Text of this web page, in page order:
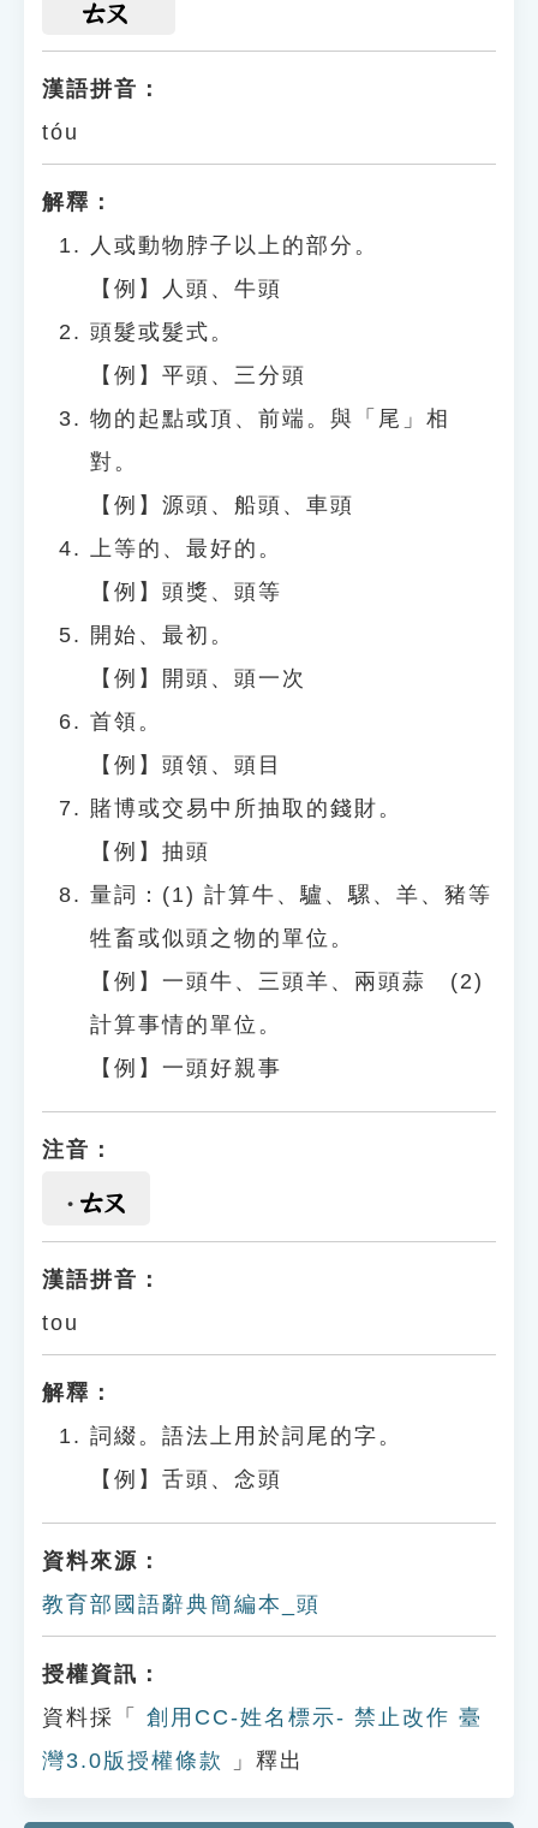
ㄊㄡ
漢語拼音：
tóu
解釋：
人或動物脖子以上的部分。
【例】人頭、牛頭
頭髮或髮式。
【例】平頭、三分頭
物的起點或頂、前端。與「尾」相
對。
【例】源頭、船頭、車頭
上等的、最好的。
【例】頭獎、頭等
開始、最初。
【例】開頭、頭一次
首領。
【例】頭領、頭目
賭博或交易中所抽取的錢財。
【例】抽頭
量詞：(1) 計算牛、驢、騾、羊、豬等
牲畜或似頭之物的單位。
【例】一頭牛、三頭羊、兩頭蒜 (2)
計算事情的單位。
【例】一頭好親事
注音：
ㄊㄡ
漢語拼音：
tou
解釋：
詞綴。語法上用於詞尾的字。
【例】舌頭、念頭
資料來源：
教育部國語辭典簡編本_頭
授權資訊：
資料採「
創用CC-姓名標示- 禁止改作 臺
灣3.0版授權條款
」釋出